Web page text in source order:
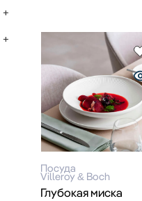
+
+
Посуда
Villeroy & Boch
Глубокая миска